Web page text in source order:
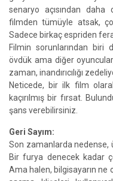
senaryo açısından daha
filmden tümüyle atsak,
Sadece birkaç espriden
Filmin sorunlarından biri
övdük ama diğer
zaman, inandırıcılığı
Neticede, bir ilk film
kaçırılmış bir fırsat.
şans verebilirsiniz.
Geri Sayım:
Son zamanlarda nedense,
Bir furya denecek kadar
Ama halen, bilgisayarın ne